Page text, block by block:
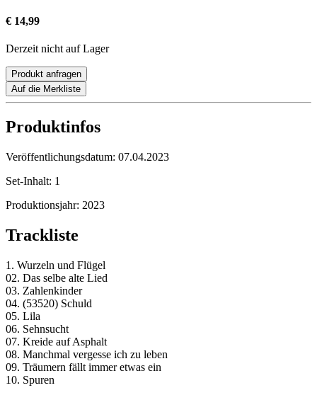
€ 14,99
Derzeit nicht auf Lager
Produkt anfragen
Auf die Merkliste
Produktinfos
Veröffentlichungsdatum: 07.04.2023
Set-Inhalt: 1
Produktionsjahr: 2023
Trackliste
1. Wurzeln und Flügel
02. Das selbe alte Lied
03. Zahlenkinder
04. (53520) Schuld
05. Lila
06. Sehnsucht
07. Kreide auf Asphalt
08. Manchmal vergesse ich zu leben
09. Träumern fällt immer etwas ein
10. Spuren